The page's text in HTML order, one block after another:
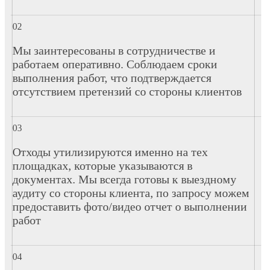
Мы заинтересованы в сотрудничестве и
работаем оперативно. Соблюдаем сроки
выполнения работ, что подтверждается
отсутствием претензий со стороны клиентов
Отходы утилизируются именно на тех
площадках, которые указываются в
документах. Мы всегда готовы к выездному
аудиту со стороны клиента, по запросу можем
предоставить фото/видео отчет о выполнении
работ